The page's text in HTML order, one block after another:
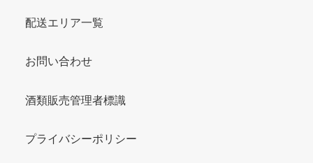
配送エリア一覧
お問い合わせ
酒類販売管理者標識
プライバシーポリシー